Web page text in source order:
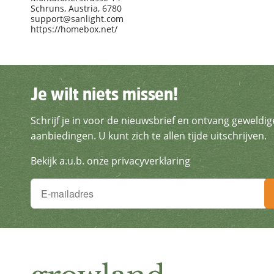
Schruns, Austria, 6780
support@sanlight.com
https://homebox.net/
Je wilt niets missen!
Schrijf je in voor de
Je wilt niets missen!
Schrijf je in voor de nieuwsbrief en ontvang
aanbiedingen. U kunt zich te allen tijde uitschrijven.
Bekijk a.u.b. onze privacyverklaring
Je wilt niets missen!
Schrijf je in voor de nieuwsbrief en ontvang